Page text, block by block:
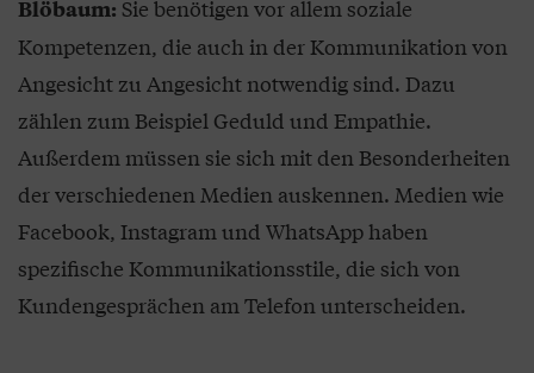
Blöbaum: Sie benötigen vor allem soziale
Kompetenzen, die auch in der Kommunikation von
Angesicht zu Angesicht notwendig sind. Dazu
zählen zum Beispiel Geduld und Empathie.
Außerdem müssen sie sich mit den Besonderheiten
der verschiedenen Medien auskennen. Medien wie
Facebook, Instagram und WhatsApp haben
spezifische Kommunikationsstile, die sich von
Kundengesprächen am Telefon unterscheiden.